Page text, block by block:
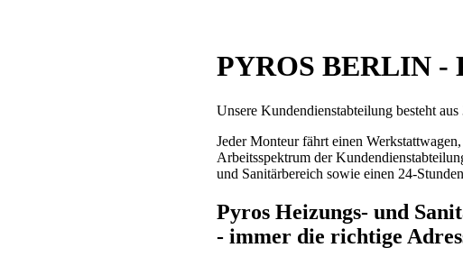
PYROS BERLIN -
Unsere Kundendienstabteilung besteht
Jeder Monteur fährt einen
Arbeitsspektrum der
und Sanitärbereich sowie einen 24-
Pyros Heizungs- und
- immer die richtige